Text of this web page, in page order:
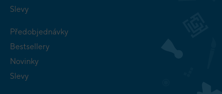
Slevy
Předobjednávky
Bestsellery
Novinky
Slevy